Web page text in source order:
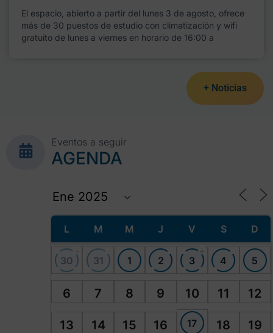
El espacio, abierto a partir del lunes 3 de agosto, ofrece
más de 30 puestos de estudio con climatización y wifi
gratuito de lunes a viernes en horario de 16:00 a
+ Noticias
Eventos a seguir
AGENDA
L M M J V S D
30 31 1 2 3
+
4 5
6 7 8 9 10 11 12
13 14 15 16 17 18 19